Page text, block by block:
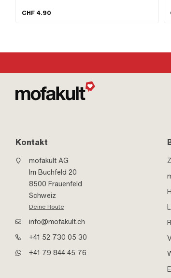
M6x1 (Standardgewinde) · Piaggio OEM-Nr.: 102986 ·
CHF 4.90
Kontakt
mofakult AG
Im Buchfeld 20
8500 Frauenfeld
Schweiz
Deine Route
info@mofakult.ch
+41 52 730 05 30
+41 79 844 45 76